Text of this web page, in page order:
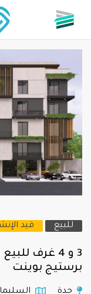
للبيع قيد
3 و 4 غرف
برستيج بوينت
جدة